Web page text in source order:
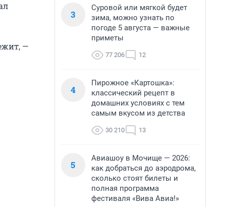
—
3
Суровой или мягкой будет
зима, можно узнать по
погоде 5 августа — важные
приметы
77 206 12
4
Пирожное «Картошка»:
классический рецепт в
домашних условиях с тем
самым вкусом из детства
30 210 13
5
Авиашоу в Мочище — 2026:
как добраться до аэродрома,
сколько стоят билеты и
полная программа
фестиваля «Вива Авиа!»